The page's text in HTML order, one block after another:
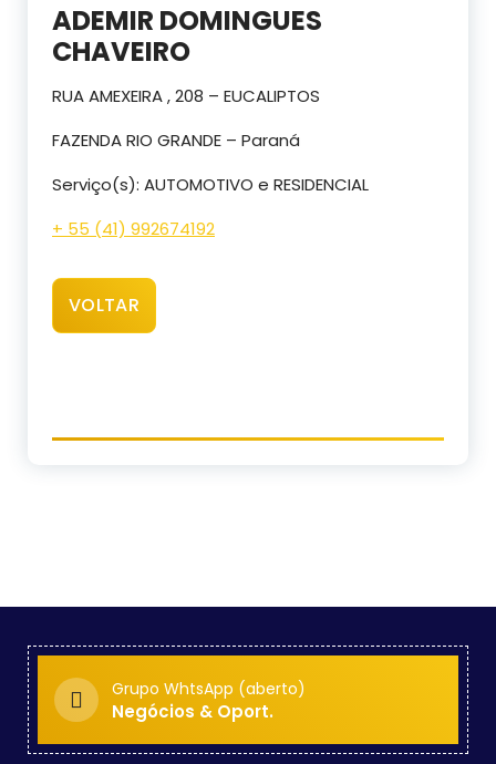
ADEMIR DOMINGUES
CHAVEIRO
RUA AMEXEIRA , 208 – EUCALIPTOS
FAZENDA RIO GRANDE – Paraná
Serviço(s): AUTOMOTIVO e RESIDENCIAL
+ 55 (41) 992674192
VOLTAR
Grupo WhtsApp (aberto)
Negócios & Oport.